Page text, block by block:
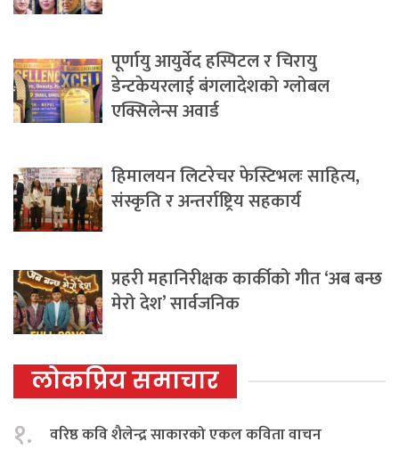
पूर्णायु आयुर्वेद हस्पिटल र चिरायु
डेन्टकेयरलाई बंगलादेशको ग्लोबल
एक्सिलेन्स अवार्ड
हिमालयन लिटरेचर फेस्टिभलः साहित्य,
संस्कृति र अन्तर्राष्ट्रिय सहकार्य
प्रहरी महानिरीक्षक कार्कीको गीत ‘अब बन्छ
मेरो देश’ सार्वजनिक
लोकप्रिय समाचार
१. वरिष्ठ कवि शैलेन्द्र साकारको एकल कविता वाचन